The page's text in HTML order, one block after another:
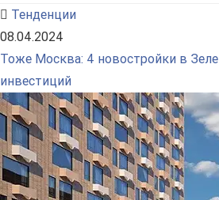
Тенденции
08.04.2024
Тоже Москва: 4 новостройки в
инвестиций